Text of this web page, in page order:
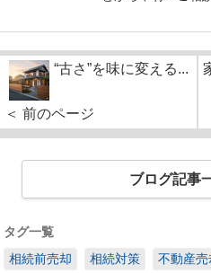
“古さ”を味に変える...
＜ 前のページ
ブログ記事
タグ一覧
相続前売却
相続対策 不動産売